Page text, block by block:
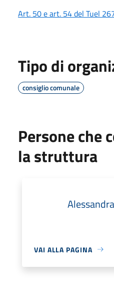
Art. 50 e art. 54 del Tuel
Tipo di
consiglio comunale
Persone che
la struttura
VAI ALLA PAGINA